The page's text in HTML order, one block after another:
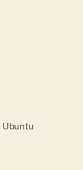
Ubuntu